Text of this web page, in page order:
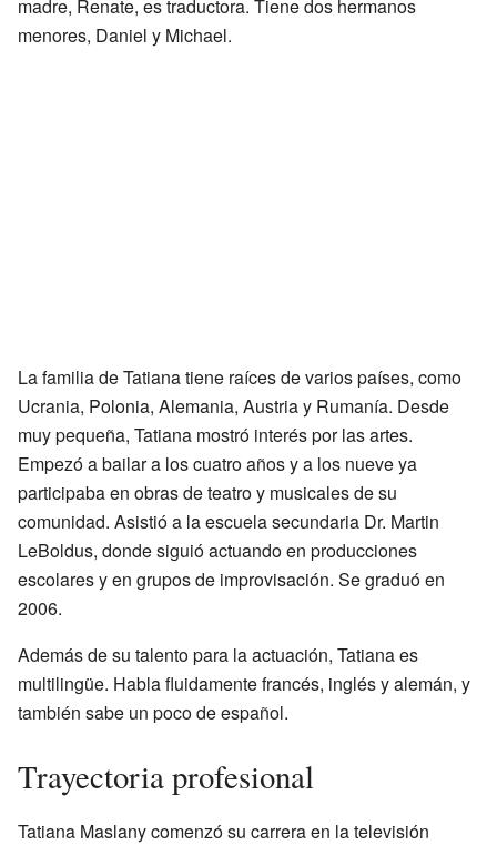
madre, Renate, es traductora. Tiene dos hermanos
menores, Daniel y Michael.
La familia de Tatiana tiene raíces de varios países, como
Ucrania, Polonia, Alemania, Austria y Rumanía. Desde
muy pequeña, Tatiana mostró interés por las artes.
Empezó a bailar a los cuatro años y a los nueve ya
participaba en obras de teatro y musicales de su
comunidad. Asistió a la escuela secundaria Dr. Martin
LeBoldus, donde siguió actuando en producciones
escolares y en grupos de improvisación. Se graduó en
2006.
Además de su talento para la actuación, Tatiana es
multilingüe. Habla fluidamente francés, inglés y alemán, y
también sabe un poco de español.
Trayectoria profesional
Tatiana Maslany comenzó su carrera en la televisión